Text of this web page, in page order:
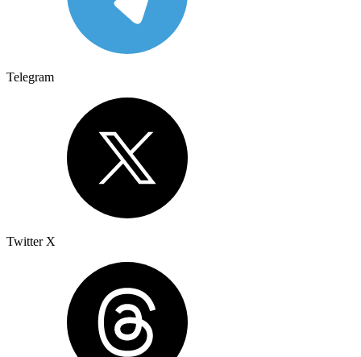
Telegram
Twitter X